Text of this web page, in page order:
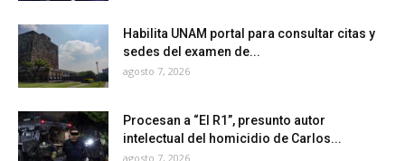
Habilita UNAM portal para consultar citas y
sedes del examen de...
agosto 7, 2026
Procesan a “El R1”, presunto autor
intelectual del homicidio de Carlos...
agosto 7, 2026